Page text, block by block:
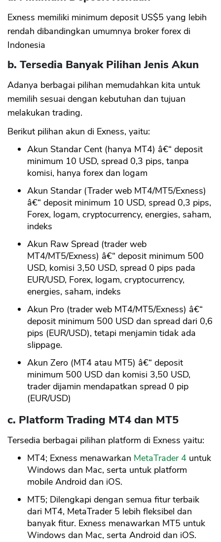
Exness memiliki minimum deposit US$5 yang lebih
rendah dibandingkan umumnya broker forex di
Indonesia
b. Tersedia Banyak Pilihan Jenis Akun
Adanya berbagai pilihan memudahkan kita untuk
memilih sesuai dengan kebutuhan dan tujuan
melakukan trading.
Berikut pilihan akun di Exness, yaitu:
Akun Standar Cent (hanya MT4) â€“ deposit
minimum 10 USD, spread 0,3 pips, tanpa
komisi, hanya forex dan logam
Akun Standar (Trader web MT4/MT5/Exness)
â€“ deposit minimum 10 USD, spread 0,3 pips,
Forex, logam, cryptocurrency, energies, saham,
indeks
Akun Raw Spread (trader web
MT4/MT5/Exness) â€“ deposit minimum 500
USD, komisi 3,50 USD, spread 0 pips pada
EUR/USD, Forex, logam, cryptocurrency,
energies, saham, indeks
Akun Pro (trader web MT4/MT5/Exness) â€“
deposit minimum 500 USD dan spread dari 0,6
pips (EUR/USD), tetapi menjamin tidak ada
slippage.
Akun Zero (MT4 atau MT5) â€“ deposit
minimum 500 USD dan komisi 3,50 USD,
trader dijamin mendapatkan spread 0 pip
(EUR/USD)
c. Platform Trading MT4 dan MT5
Tersedia berbagai pilihan platform di Exness yaitu:
MT4; Exness menawarkan MetaTrader 4 untuk
Windows dan Mac, serta untuk platform
mobile Android dan iOS.
MT5; Dilengkapi dengan semua fitur terbaik
dari MT4, MetaTrader 5 lebih fleksibel dan
banyak fitur. Exness menawarkan MT5 untuk
Windows dan Mac, serta Android dan iOS.